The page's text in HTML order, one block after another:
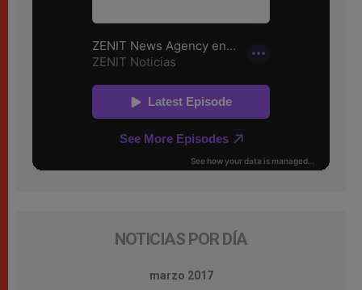
NOTICIAS POR DÍA
marzo 2017